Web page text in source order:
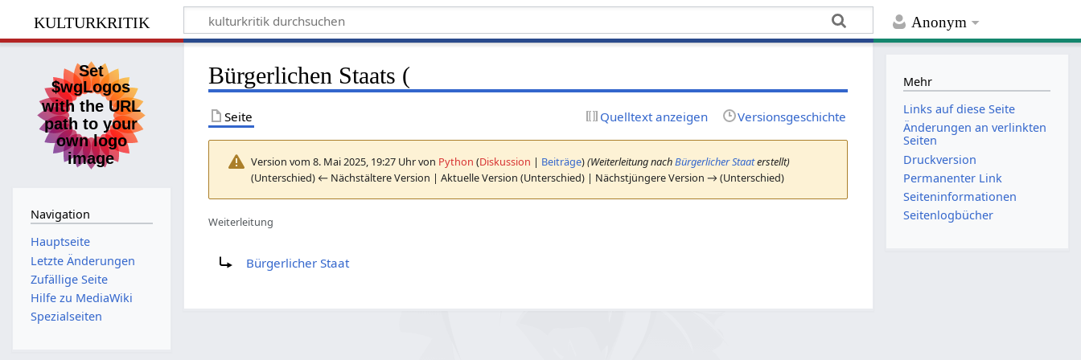
Anonym
kulturkritik
Bürgerlichen Staats (
Seite Quelltext anzeigen Versionsgeschichte
Version vom 8. Mai 2025, 19:27 Uhr von Python (Diskussion | Beiträge)(Weiterleitung nachBürgerlicher Staaterstellt)
(Unterschied) ← Nächstältere Version | Aktuelle Version (Unterschied) | Nächstjüngere Version → (Unterschied)
Weiterleitung
Bürgerlicher Staat
Navigation
Hauptseite
Letzte Änderungen
Zufällige Seite
Hilfe zu MediaWiki
Spezialseiten
Mehr
Links auf diese Seite
Änderungen an verlinkten
Seiten
Druckversion
Permanenter Link
Seiten­­informationen
Seitenlogbücher